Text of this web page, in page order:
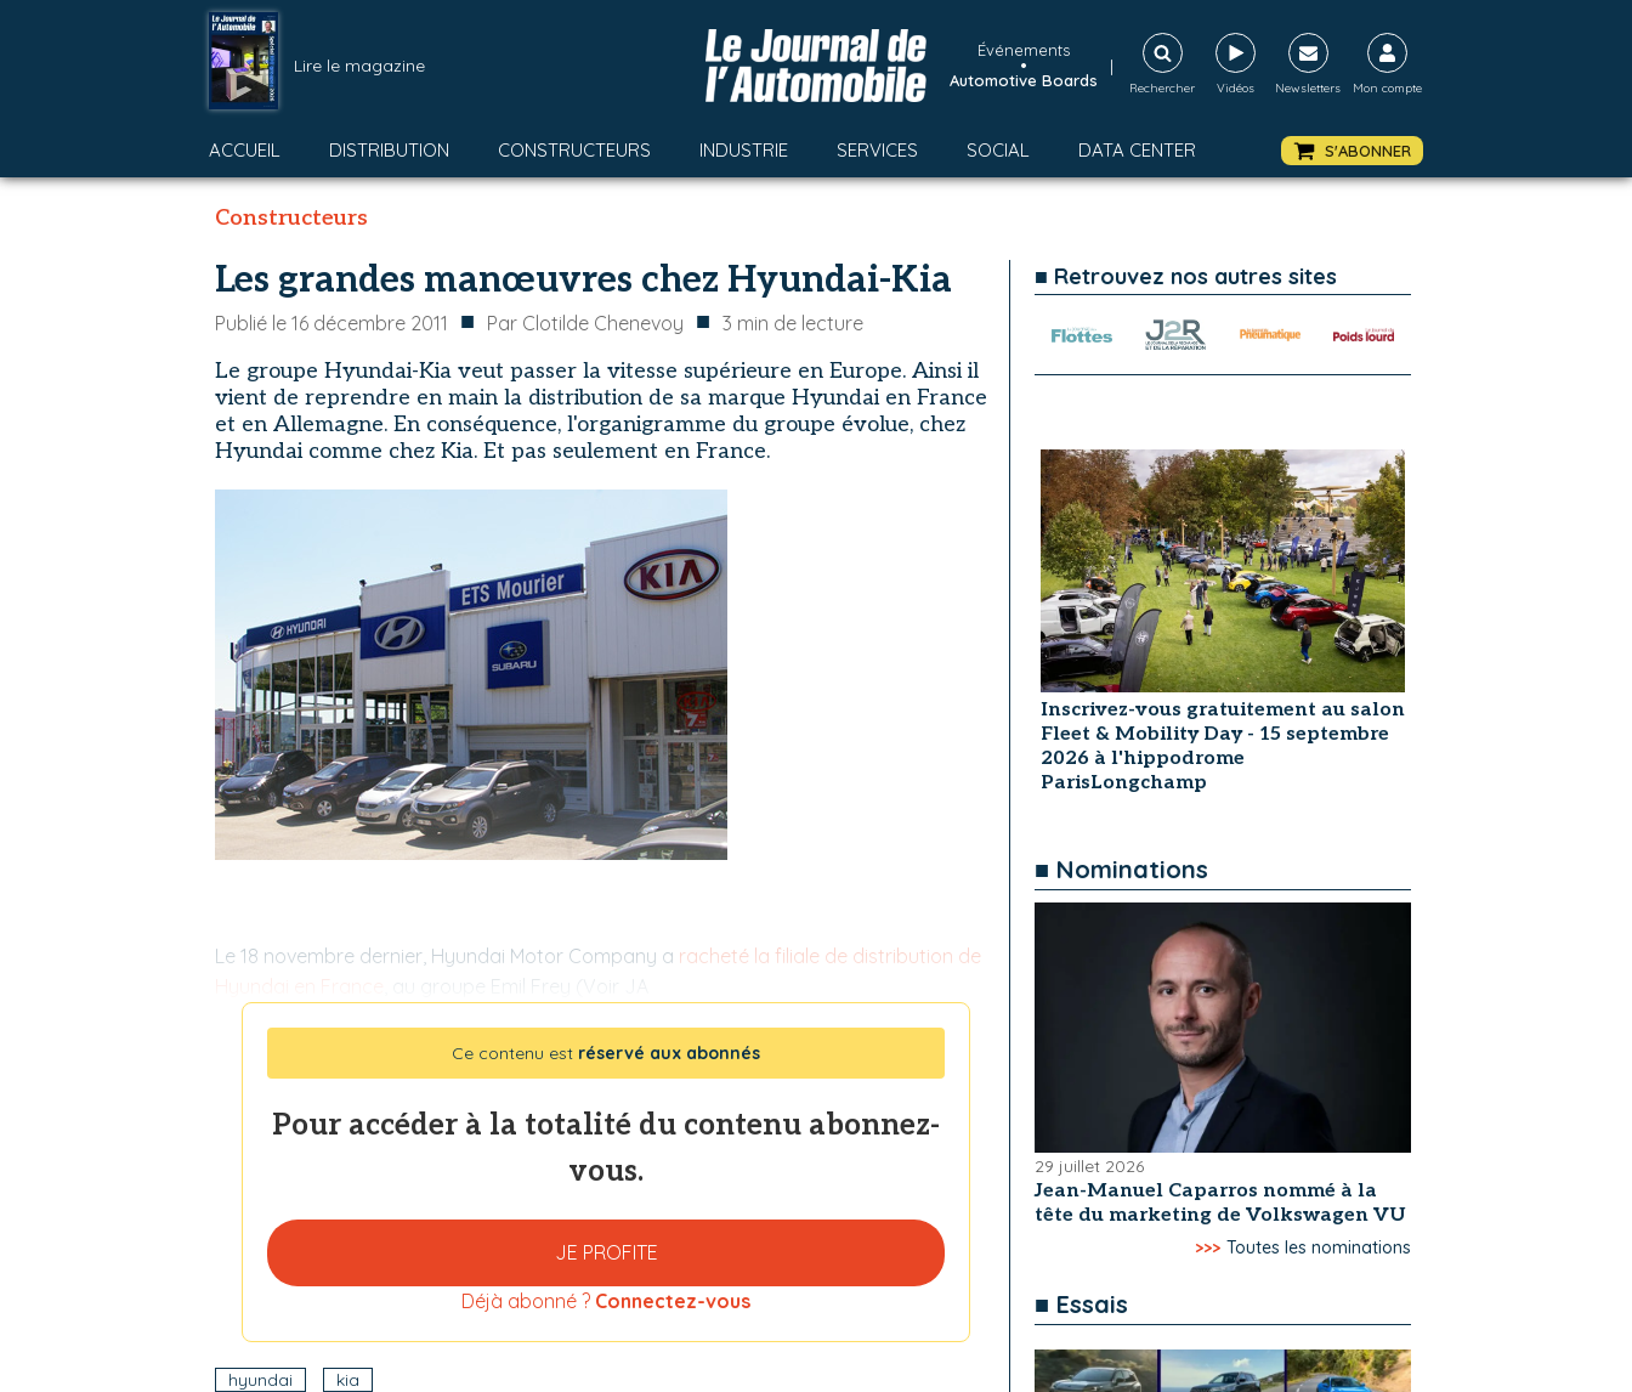
Lire le magazine
Événements
•
Automotive Boards
|
Rechercher Vidéos Newsletters Mon compte
ACCUEIL DISTRIBUTION CONSTRUCTEURS INDUSTRIE SERVICES SOCIAL DATA CENTER S'ABONNER
Constructeurs
Les grandes manœuvres chez Hyundai-Kia
Publié le 16 décembre 2011 ■ Par Clotilde Chenevoy ■ 3 min de lecture
Le groupe Hyundai-Kia veut passer la vitesse supérieure en Europe. Ainsi il
vient de reprendre en main la distribution de sa marque Hyundai en France
et en Allemagne. En conséquence, l'organigramme du groupe évolue, chez
Hyundai comme chez Kia. Et pas seulement en France.
Le 18 novembre dernier, Hyundai Motor Company a racheté la filiale de distribution de
, au groupe Emil Frey (Voir JA
Ce contenu est réservé aux abonnés
Pour accéder à la totalité du contenu abonnez-
vous.
JE PROFITE
Déjà abonné ? Connectez-vous
hyundai kia
■ Retrouvez nos autres sites
Inscrivez-vous gratuitement au salon
Fleet & Mobility Day - 15 septembre
2026 à l'hippodrome
ParisLongchamp
■ Nominations
29 juillet 2026
Jean-Manuel Caparros nommé à la
tête du marketing de Volkswagen VU
>>> Toutes les nominations
■ Essais